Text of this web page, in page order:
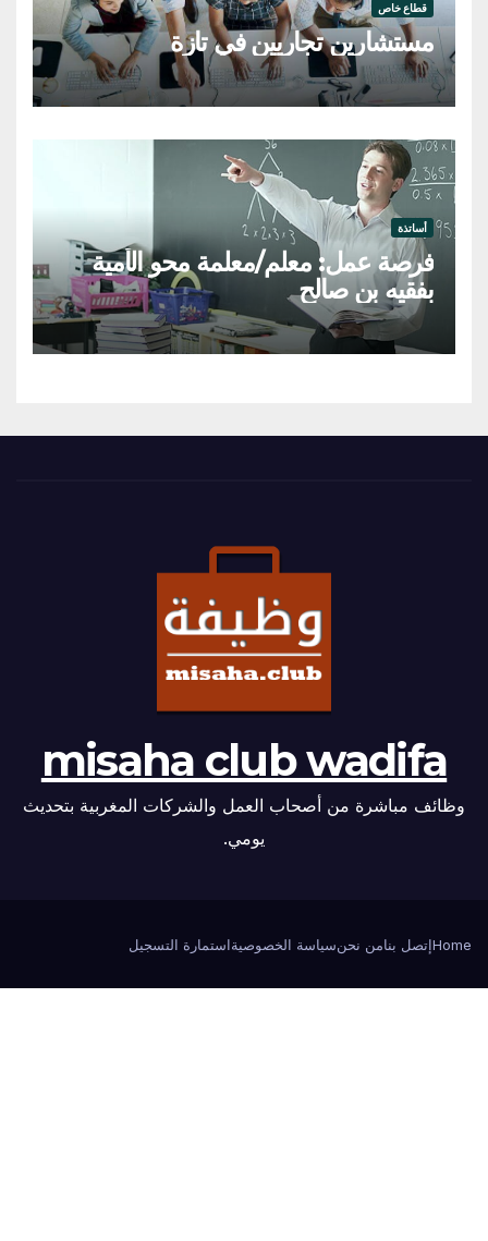
قطاع خاص
مستشارين تجاريين في تازة
أساتذة
فرصة عمل: معلم/معلمة محو الأمية
بفقيه بن صالح
misaha club wadifa
وظائف مباشرة من أصحاب العمل والشركات المغربية بتحديث
يومي.
Homeإتصل بنامن نحنسياسة الخصوصيةاستمارة التسجيل